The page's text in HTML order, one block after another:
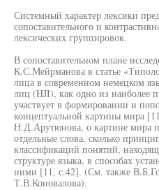
Системный характер лексики
сопоставительного и
лексических группировок.
В сопоставительном плане
К.С.Мейрманова в статье
лица в современном немецком
лиц (HJI), как одно из наиболее
участвует в формировании и
концептуальной картины мира
Н.Д.Арутюнова, о картине мира
отдельные слова, сколько
классификаций понятий,
структуре языка, в способах
ними [11, с.42]. (См. также
Т.В.Коновалова).